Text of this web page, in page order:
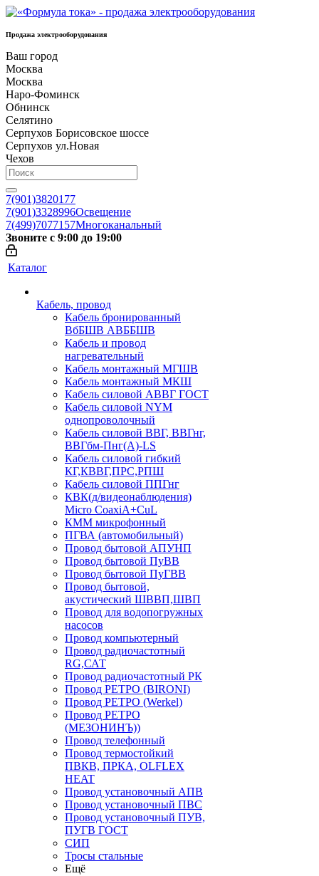
Продажа электрооборудования
Ваш город
Москва
Москва
Наро-Фоминск
Обнинск
Селятино
Серпухов Борисовское шоссе
Серпухов ул.Новая
Чехов
7(901)3820177
7(901)3328996Освещение
7(499)7077157Многоканальный
Звоните с 9:00 до 19:00
Каталог
Кабель, провод
Кабель бронированный
ВбБШВ АВББШВ
Кабель и провод
нагревательный
Кабель монтажный МГШВ
Кабель монтажный МКШ
Кабель силовой АВВГ ГОСТ
Кабель силовой NYM
однопроволочный
Кабель силовой ВВГ, ВВГнг,
ВВГбм-Пнг(А)-LS
Кабель силовой гибкий
КГ,КВВГ,ПРС,РПШ
Кабель силовой ППГнг
КВК(д/видеонаблюдения)
Micro CoaxiA+CuL
КММ микрофонный
ПГВА (автомобильный)
Провод бытовой АПУНП
Провод бытовой ПуВВ
Провод бытовой ПуГВВ
Провод бытовой,
акустический ШВВП,ШВП
Провод для водопогружных
насосов
Провод компьютерный
Провод радиочастотный
RG,САТ
Провод радиочастотный РК
Провод РЕТРО (BIRONI)
Провод РЕТРО (Werkel)
Провод РЕТРО
(МЕЗОНИНЪ))
Провод телефонный
Провод термостойкий
ПВКВ, ПРКА, OLFLEX
HEAT
Провод установочный АПВ
Провод установочный ПВС
Провод установочный ПУВ,
ПУГВ ГОСТ
СИП
Тросы стальные
Ещё